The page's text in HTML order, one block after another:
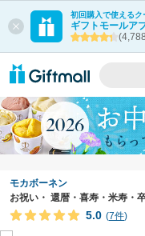
初回購入で使えるク
ギフトモールア
モカボーネン
お祝い・ 還暦・喜寿・米寿・
5.0 (7件)